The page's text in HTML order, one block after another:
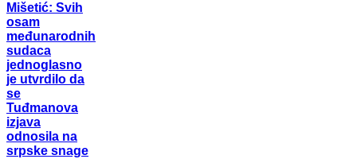
Mišetić: Svih
osam
međunarodnih
sudaca
jednoglasno
je utvrdilo da
se
Tuđmanova
izjava
odnosila na
srpske snage